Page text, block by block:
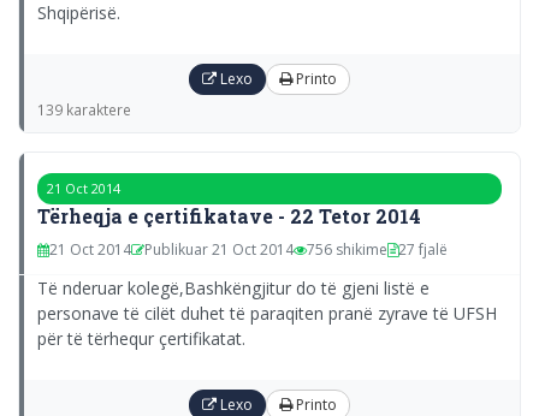
Shqipërisë.
Lexo Printo
139 karaktere
21 Oct 2014
Tërheqja e çertifikatave - 22 Tetor 2014
21 Oct 2014 Publikuar 21 Oct 2014 756 shikime 27 fjalë
Të nderuar kolegë,Bashkëngjitur do të gjeni listë e
personave të cilët duhet të paraqiten pranë zyrave të UFSH
për të tërhequr çertifikatat.
Lexo Printo